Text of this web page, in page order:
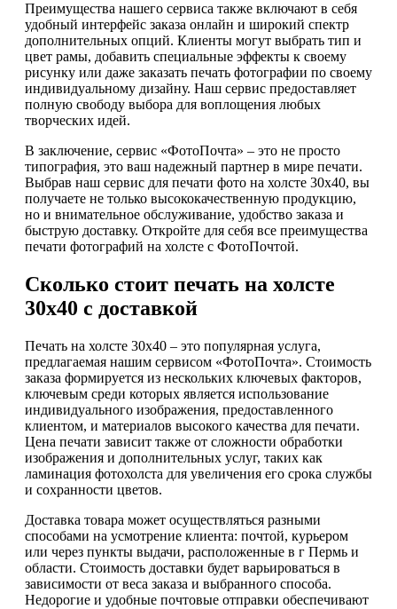
Преимущества нашего сервиса также включают в себя
удобный интерфейс заказа онлайн и широкий спектр
дополнительных опций. Клиенты могут выбрать тип и
цвет рамы, добавить специальные эффекты к своему
рисунку или даже заказать печать фотографии по своему
индивидуальному дизайну. Наш сервис предоставляет
полную свободу выбора для воплощения любых
творческих идей.
В заключение, сервис «ФотоПочта» – это не просто
типография, это ваш надежный партнер в мире печати.
Выбрав наш сервис для печати фото на холсте 30х40, вы
получаете не только высококачественную продукцию,
но и внимательное обслуживание, удобство заказа и
быструю доставку. Откройте для себя все преимущества
печати фотографий на холсте с ФотоПочтой.
Сколько стоит печать на холсте
30х40 с доставкой
Печать на холсте 30х40 – это популярная услуга,
предлагаемая нашим сервисом «ФотоПочта». Стоимость
заказа формируется из нескольких ключевых факторов,
ключевым среди которых является использование
индивидуального изображения, предоставленного
клиентом, и материалов высокого качества для печати.
Цена печати зависит также от сложности обработки
изображения и дополнительных услуг, таких как
ламинация фотохолста для увеличения его срока службы
и сохранности цветов.
Доставка товара может осуществляться разными
способами на усмотрение клиента: почтой, курьером
или через пункты выдачи, расположенные в г Пермь и
области. Стоимость доставки будет варьироваться в
зависимости от веса заказа и выбранного способа.
Недорогие и удобные почтовые отправки обеспечивают